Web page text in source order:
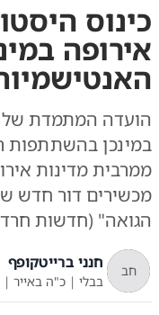
כינוס
אירופה
הועדה המתמדת של
במינכן בהשתתפות
ממרבית מדינות
מכשירים דור חדש
הגואה" (חדשות
חב חנני ברייטקופף
בבלי | כ"ה באייר |